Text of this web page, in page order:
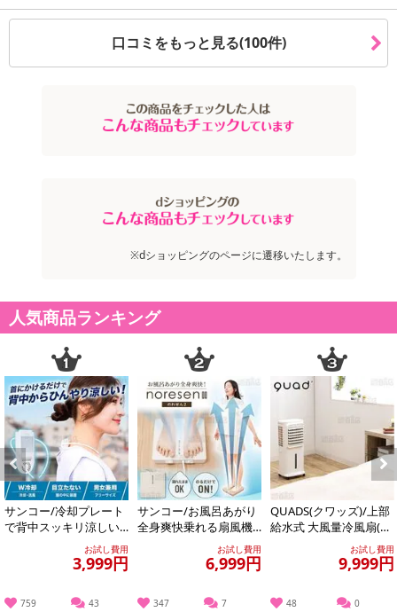
・運動不足を解消したい方。
息が上がるような運動や足腰に負担がかかる運動を続けるのは大
1日1回15分座ったまま、テレビを見ながら、無理なく続けられるの
がポイントです。
●EMS フットマットには6種類のトレーニングパターンと、
10段階の強弱レベル調節機能が付いています。
お好みによって幅広いレベルから力加減をお選びいただけます。
立ち仕事、歩き疲れ、座り過ぎで脚がパンパンの時に。
優しく筋肉をほぐすマッサージ機能ですっきりリフレッシュ！
●トレーニング(強弱レベル6以上)
運動不足の方、足裏、足首、すね、ふくらはぎなどの筋肉を
鍛えいたい方に。筋肉の収集・刺激でしっかりトレーニング！
●本体コントローラー＋フットマットでわずか約110gと軽量！
折り畳めてコンパクトになる！
家中どこにでも持ち運びができ、旅行や出張先にも携帯可能です。
また、一般的なEMSと異なり、消耗品のジェルパッドが必要ないの
肌荒れの心配もありません！
使い方：
口コミをもっと見る(100件)
※dショッピングのページに遷移いたします。
人気商品ランキング
Previous
サンコー/冷却プレート
で背中スッキリ涼しい
「セナクール」 (冷却プ
レート&送風の...
お試し費用
3,999円
759 43
サンコー/お風呂あがり
全身爽快乗れる扇風機
「のれせん2」(濡れた
ままOK/のるだ...
お試し費用
6,999円
347 7
QUADS(クワッズ)/上部
給水式 大風量冷風扇(リ
モコン/保冷材/キャスタ
お試し費用
9,999円
48 0
Next